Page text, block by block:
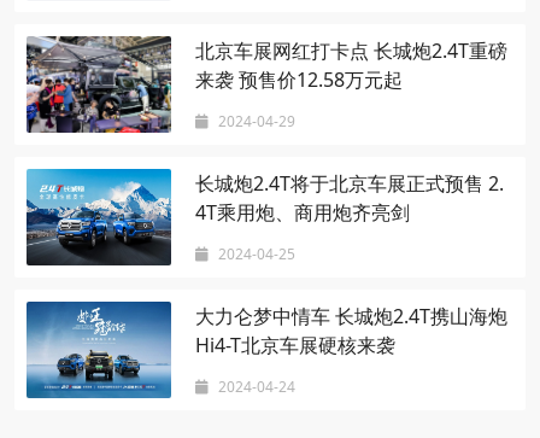
北京车展网红打卡点 长城炮2.4T重磅
来袭 预售价12.58万元起
2024-04-29
长城炮2.4T将于北京车展正式预售 2.
4T乘用炮、商用炮齐亮剑
2024-04-25
大力仑梦中情车 长城炮2.4T携山海炮
Hi4-T北京车展硬核来袭
2024-04-24